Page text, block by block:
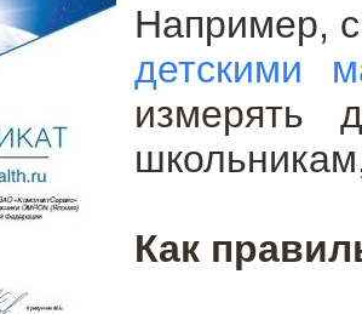
Например,
детскими
измерять
Как